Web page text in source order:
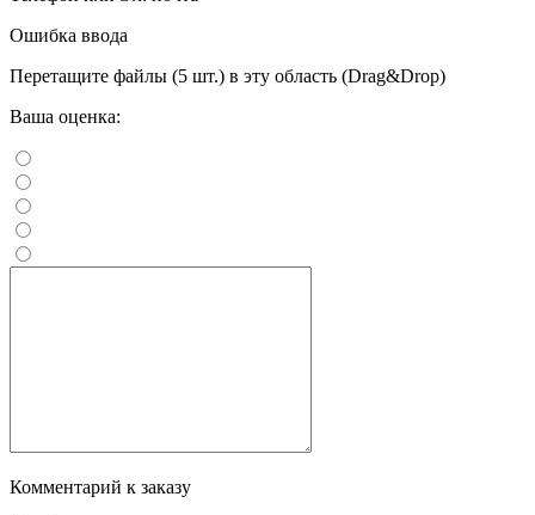
Ошибка ввода
Перетащите файлы (5 шт.) в эту область (Drag&Drop)
Ваша оценка:
Комментарий к заказу